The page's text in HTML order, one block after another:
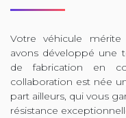
Votre véhicule
avons développé une
de fabrication en
collaboration est née
part ailleurs, qui vous
résistance